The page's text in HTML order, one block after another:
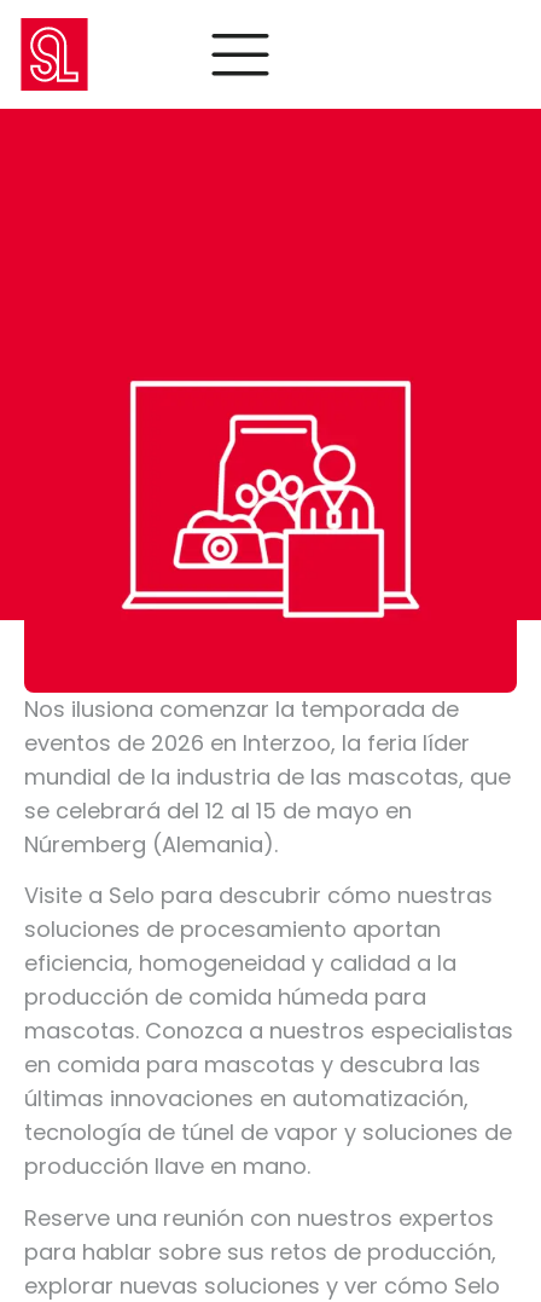
Nos ilusiona comenzar la temporada de
eventos de 2026 en Interzoo, la feria líder
mundial de la industria de las mascotas, que
se celebrará del 12 al 15 de mayo en
Núremberg (Alemania).
Visite a Selo para descubrir cómo nuestras
soluciones de procesamiento aportan
eficiencia, homogeneidad y calidad a la
producción de comida húmeda para
mascotas. Conozca a nuestros especialistas
en comida para mascotas y descubra las
últimas innovaciones en automatización,
tecnología de túnel de vapor y soluciones de
producción llave en mano.
Reserve una reunión con nuestros expertos
para hablar sobre sus retos de producción,
explorar nuevas soluciones y ver cómo Selo